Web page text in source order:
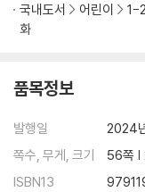
국내도서
어린이 1-
화
품목정보
발행일
2024
쪽수, 무게, 크기
56쪽
ISBN13